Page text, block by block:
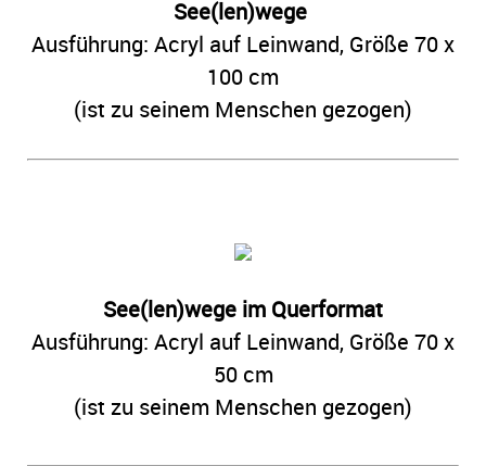
See(len)wege
Ausführung: Acryl auf Leinwand, Größe 70 x
100 cm
(ist zu seinem Menschen gezogen)
See(len)wege im Querformat
Ausführung: Acryl auf Leinwand, Größe 70 x
50 cm
(ist zu seinem Menschen gezogen)